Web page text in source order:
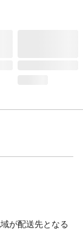
が配送先となる